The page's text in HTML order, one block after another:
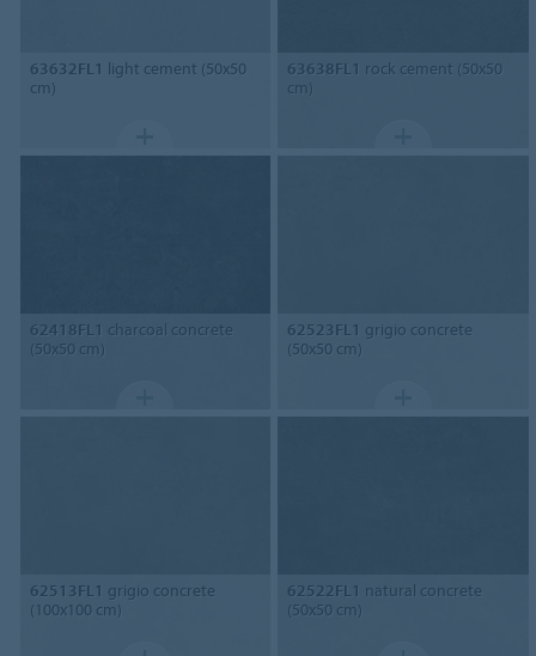
63632FL1 light cement (50x50
cm)
63638FL1 rock cement (50x50
cm)
62418FL1 charcoal concrete
(50x50 cm)
62523FL1 grigio concrete
(50x50 cm)
62513FL1 grigio concrete
(100x100 cm)
62522FL1 natural concrete
(50x50 cm)